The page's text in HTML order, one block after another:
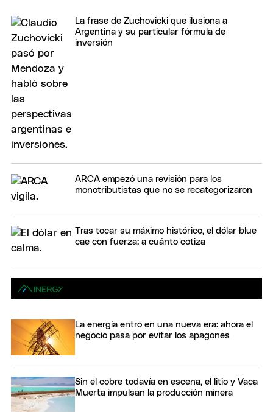
La frase de Zuchovicki que ilusiona a
Argentina y su particular fórmula de
inversión
ARCA empezó una revisión para los
monotributistas que no se recategorizaron
Tras tocar su máximo histórico, el dólar blue
cae con fuerza: a cuánto cotiza
La energía entró en una nueva era: ahora el
negocio pasa por evitar los apagones
Sin el cobre todavía en escena, el litio y Vaca
Muerta impulsan la producción minera